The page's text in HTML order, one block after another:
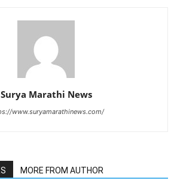
Surya Marathi News
www.suryamarathinews.com/
MORE FROM AUTHOR